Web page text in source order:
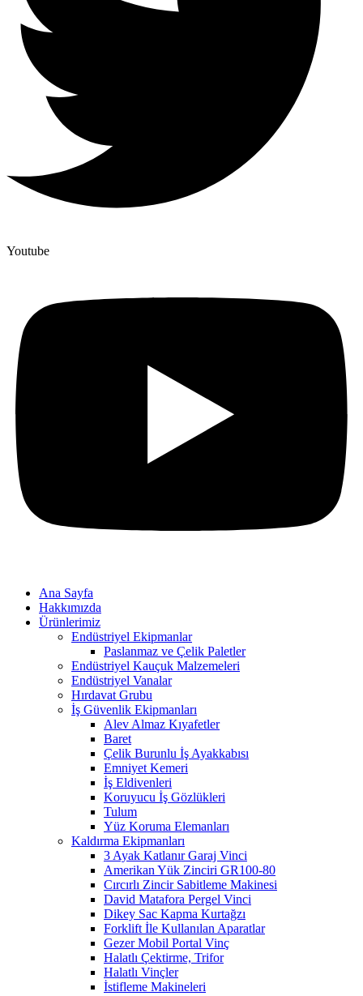
Youtube
Ana Sayfa
Hakkımızda
Ürünlerimiz
Endüstriyel Ekipmanlar
Paslanmaz ve Çelik Paletler
Endüstriyel Kauçuk Malzemeleri
Endüstriyel Vanalar
Hırdavat Grubu
İş Güvenlik Ekipmanları
Alev Almaz Kıyafetler
Baret
Çelik Burunlu İş Ayakkabısı
Emniyet Kemeri
İş Eldivenleri
Koruyucu İş Gözlükleri
Tulum
Yüz Koruma Elemanları
Kaldırma Ekipmanları
3 Ayak Katlanır Garaj Vinci
Amerikan Yük Zinciri GR100-80
Cırcırlı Zincir Sabitleme Makinesi
David Matafora Pergel Vinci
Dikey Sac Kapma Kurtağzı
Forklift İle Kullanılan Aparatlar
Gezer Mobil Portal Vinç
Halatlı Çektirme, Trifor
Halatlı Vinçler
İstifleme Makineleri